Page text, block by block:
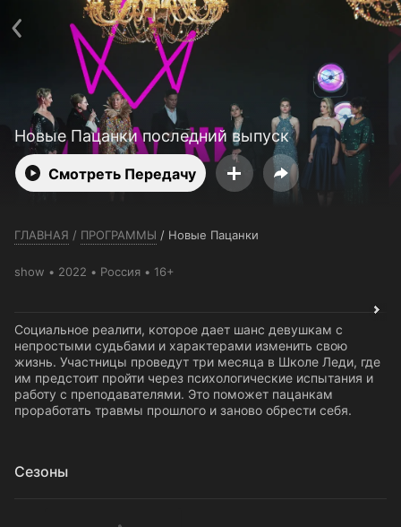
Новые Пацанки последний выпуск
Смотреть Передачу
ГЛАВНАЯ / ПРОГРАММЫ / Новые Пацанки
show 2022 Россия 16+
Социальное реалити, которое дает шанс девушкам с
непростыми судьбами и характерами изменить свою
жизнь. Участницы проведут три месяца в Школе Леди, где
им предстоит пройти через психологические испытания и
работу с преподавателями. Это поможет пацанкам
проработать травмы прошлого и заново обрести себя.
Сезоны
Телефон поддержки:+7 (727) 323 10 92
Пользовательское соглашение
Политика конфиденциальности
Открыть приложение
Ввести промокод